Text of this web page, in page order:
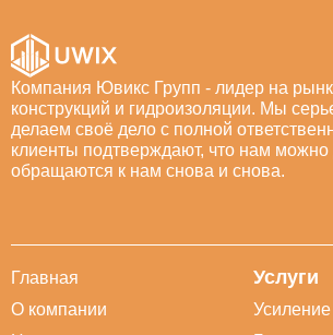
Компания Ювикс Групп - лидер на
конструкций и гидроизоляции. Мы
делаем своё дело с полной
клиенты подтверждают, что нам можно
обращаются к нам снова и снова.
Главная
О компании
Услуги
Усиление